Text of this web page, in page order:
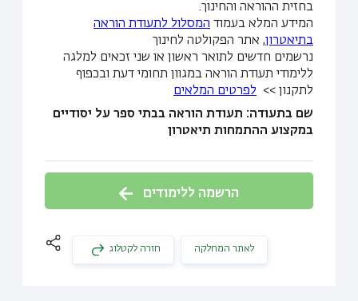
בחזית ההוראה והחינוך.
המידע המלא בעמוד המסלול לתעודת הוראה
בתיאטרון, אתר הפקולטה לחינוך
נרשמים חדשים לתואר ראשון או שני זכאים למלגה
ללימודי תעודת הוראה במגוון תחומי דעת ובכפוף
לתקנון >> לפרטים המלאים
שם בתעודה: תעודת הוראה בבתי ספר על יסודיים
במקצוע ההתמחות תיאטרון
הרשמה ללימודים
חזרה לקטלוג לאתר המחלקה